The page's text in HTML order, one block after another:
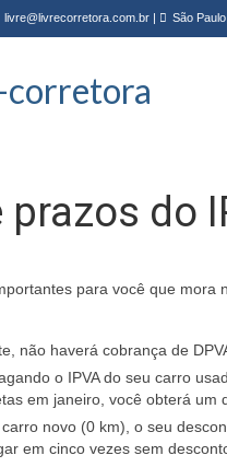
livre@livrecorretora.com.br | São
prazos do
para você que mora
não haverá cobrança de
o IPVA do seu carro
em janeiro, você obterá um
novo (0 km), o seu
em cinco vezes sem